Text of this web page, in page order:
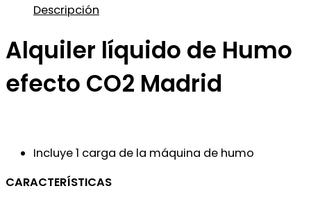
Descripción
Alquiler líquido de Humo
efecto CO2 Madrid
Incluye 1 carga de la máquina de humo
CARACTERÍSTICAS